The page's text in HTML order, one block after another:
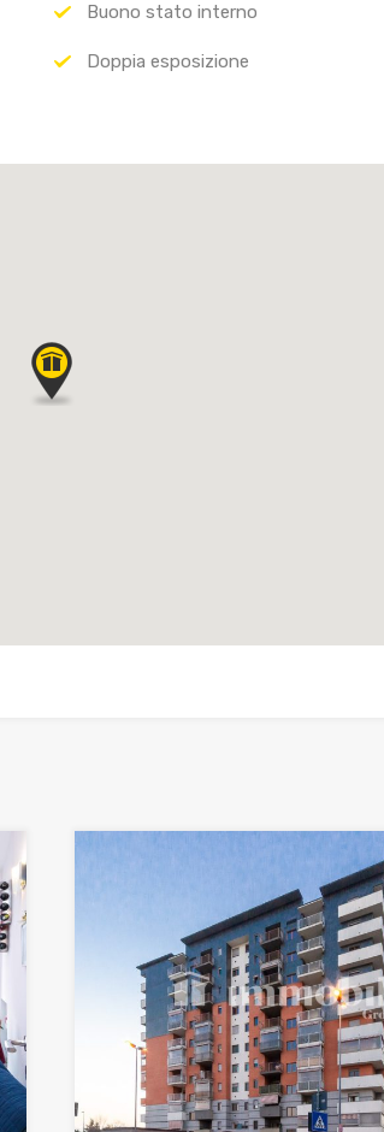
Buono stato interno
Doppia esposizione